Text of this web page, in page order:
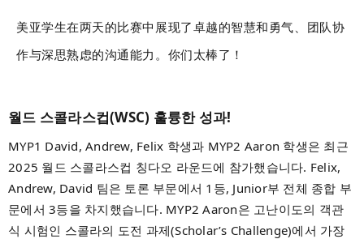
美亚学生在两天的比赛中展现了卓越的智慧和勇气、团队协
作与深思熟虑的沟通能力。你们太棒了！
월드 스콜라스컵(WSC) 훌륭한 성과!
MYP1 David, Andrew, Felix 학생과 MYP2 Aaron 학생은 최근
2025 월드 스콜라스컵 칭다오 라운드에 참가했습니다. Felix,
Andrew, David 팀은 토론 부문에서 1등, Junior부 전체 종합 부
문에서 3등을 차지했습니다. MYP2 Aaron은 고난이도의 객관
식 시험인 스콜라의 도전 과제(Scholar’s Challenge)에서 가장